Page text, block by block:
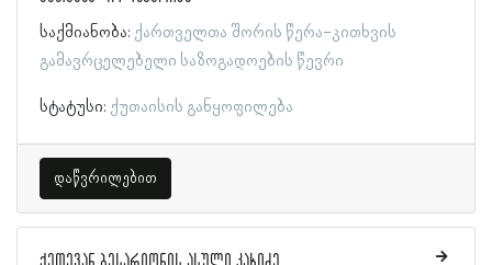
საქმიანობა: ქართველთა შორის წერა-კითხვის
გამავრცელებელი საზოგადოების წევრი
სტატუსი: ქუთაისის განყოფილება
დაწვრილებით